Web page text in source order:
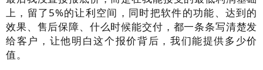
上，留了5%的让利空间，同时把软件的功能、达到的
效果、售后保障、什么时候能交付，都一条条写清楚发
给客户，让他明白这个报价背后，我们能提供多少价
值。